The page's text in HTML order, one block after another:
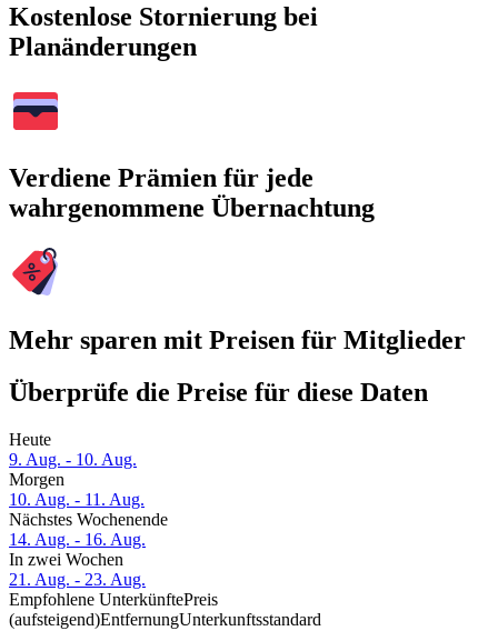
Kostenlose Stornierung bei
Planänderungen
Verdiene Prämien für jede
wahrgenommene Übernachtung
Mehr sparen mit Preisen für Mitglieder
Überprüfe die Preise für diese Daten
Heute
9. Aug. - 10. Aug.
Morgen
10. Aug. - 11. Aug.
Nächstes Wochenende
14. Aug. - 16. Aug.
In zwei Wochen
21. Aug. - 23. Aug.
Empfohlene UnterkünftePreis
(aufsteigend)EntfernungUnterkunftsstandard